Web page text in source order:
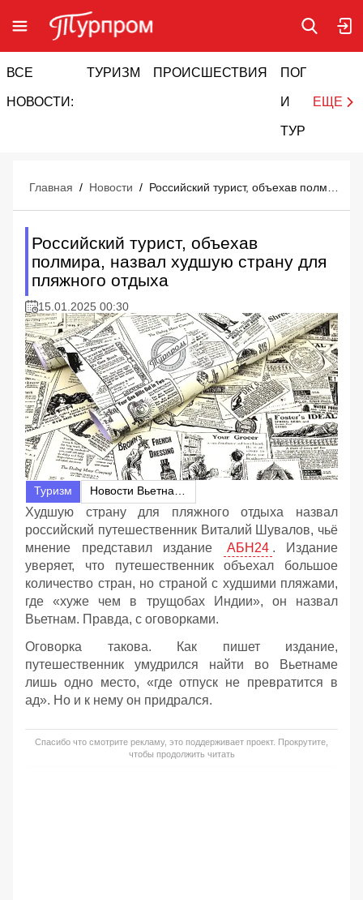
ВСЕ
НОВОСТИ:
ТУРИЗМ ПРОИСШЕСТВИЯ ПОГОДА
И
ТУРИЗМ
ЕЩЕ
Главная / Новости /
Российский турист, объехав
полмира, назвал худшую страну для
пляжного отдыха
15.01.2025 00:30
Туризм
Худшую страну для пляжного отдыха назвал
российский путешественник Виталий Шувалов, чьё
мнение представил издание
АБН24 . Издание
уверяет, что путешественник объехал большое
количество стран, но страной с худшими пляжами,
где «хуже чем в трущобах Индии», он назвал
Вьетнам. Правда, с оговорками.
Оговорка такова. Как пишет издание,
путешественник умудрился найти во Вьетнаме
лишь одно место, «где отпуск не превратится в
ад». Но и к нему он придрался.
Спасибо что смотрите рекламу, это поддерживает проект. Прокрутите,
чтобы продолжить читать